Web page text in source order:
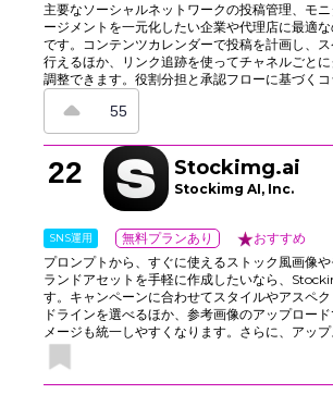
主要なソーシャルネットワークの投稿管理、モ
ージメントを一元化したい企業や代理店に最適
です。コンテンツカレンダーで投稿を計画し、
行えるほか、リンク追跡を使ってチャネルごと
調整できます。役割分担と承認フローに基づく
も対応しており、統合受信トレイからコメント
ューをまとめて確認できます。さらに、リスニン
ポート、各種統合機能を活用することで、キャン
ブランド管理、効果測定までを複数ツールやス
らず進められます。役割、承認、ラベルを使って
をまたぐ投稿のレビューもスムーズに行えます。
55
22 Stockimg.ai
Stockimg AI, Inc.
SNS運用 無料プランあり おすすめ
プロンプトから、すぐに使えるストック風画像
ランドアセットを手軽に作成したいなら、
す。キャンペーンに合わせてスタイルやアスペ
ドラインを選べるほか、参考画像のアップロー
メージも統一しやすくなります。さらに、アッ
除去、バッチ処理にも対応しており、高額なライ
の撮影に頼らず、ブランドイメージに沿ったビジ
制作できます。